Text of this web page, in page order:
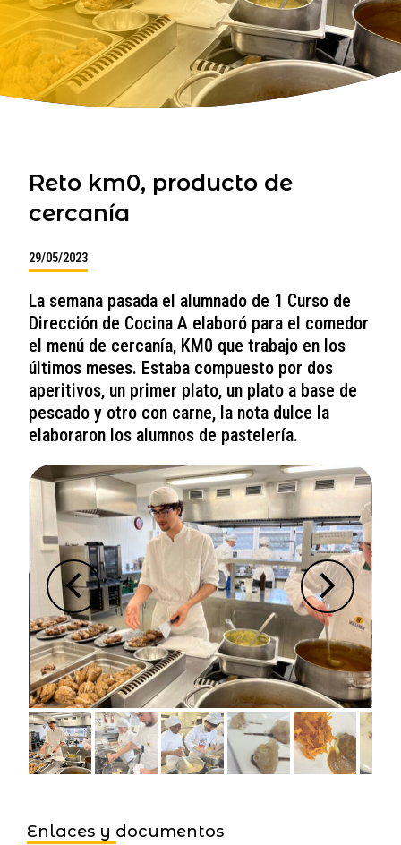
Reto km0, producto de
cercanía
29/05/2023
La semana pasada el alumnado de 1 Curso de
Dirección de Cocina A elaboró para el comedor
el menú de cercanía, KM0 que trabajo en los
últimos meses. Estaba compuesto por dos
aperitivos, un primer plato, un plato a base de
pescado y otro con carne, la nota dulce la
elaboraron los alumnos de pastelería.
Enlaces y documentos